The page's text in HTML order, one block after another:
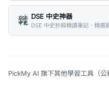
DSE 中史神器
DSE 中史秒殺精讀筆記．精選
PickMy AI 旗下其他學習工具（